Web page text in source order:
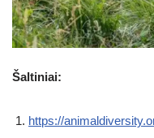
Šaltiniai:
https://